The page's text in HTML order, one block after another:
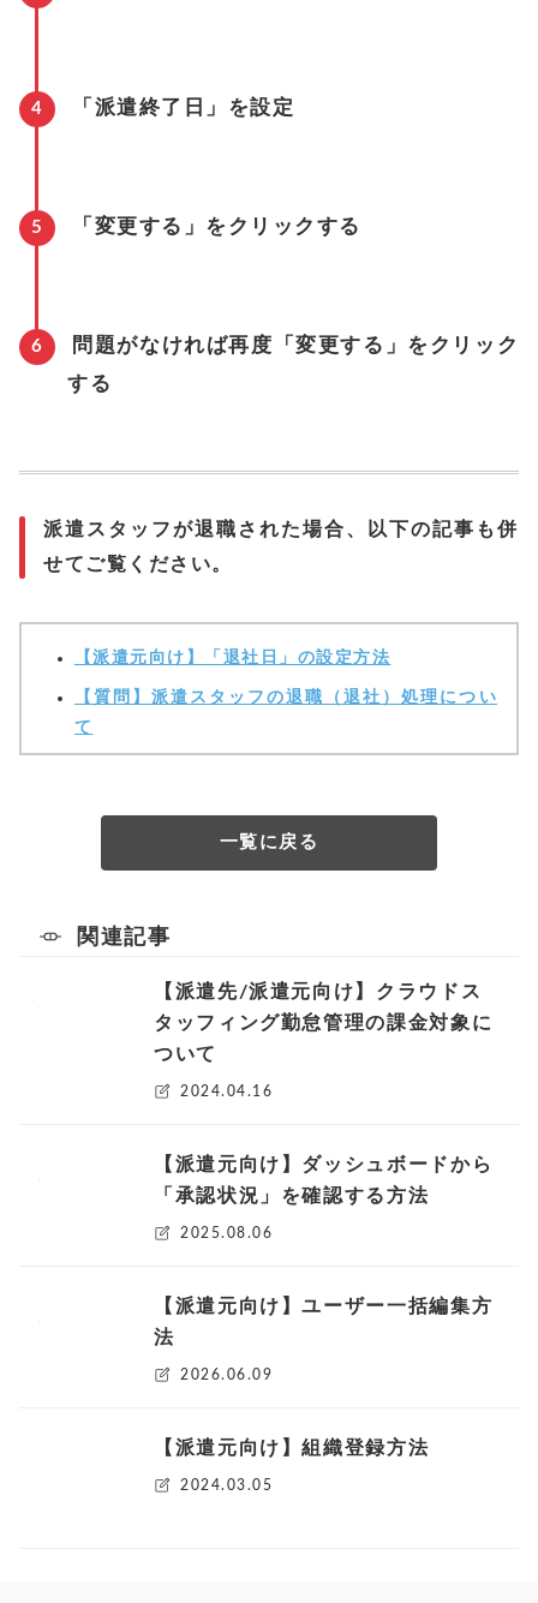
「派遣終了日」を設定
「変更する」をクリックする
問題がなければ再度「変更する」をクリック
する
派遣スタッフが退職された場合、以下の記事も併
せてご覧ください。
【派遣元向け】「退社日」の設定方法
【質問】派遣スタッフの退職（退社）処理につい
て
一覧に戻る
関連記事
【派遣先/派遣元向け】クラウドス
タッフィング勤怠管理の課金対象に
ついて
2024.04.16
【派遣元向け】ダッシュボードから
「承認状況」を確認する方法
2025.08.06
【派遣元向け】ユーザー一括編集方
法
2026.06.09
【派遣元向け】組織登録方法
2024.03.05